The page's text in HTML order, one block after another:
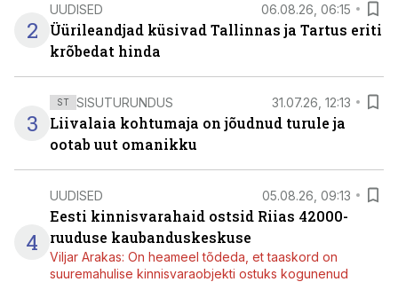
2
UUDISED 06.08.26, 06:15
Üürileandjad küsivad Tallinnas ja Tartus eriti
krõbedat hinda
3
ST SISUTURUNDUS 31.07.26, 12:13
Liivalaia kohtumaja on jõudnud turule ja
ootab uut omanikku
4
UUDISED 05.08.26, 09:13
Eesti kinnisvarahaid ostsid Riias 42000-
ruuduse kaubanduskeskuse
Viljar Arakas: On heameel tõdeda, et taaskord on
suuremahulise kinnisvaraobjekti ostuks kogunenud